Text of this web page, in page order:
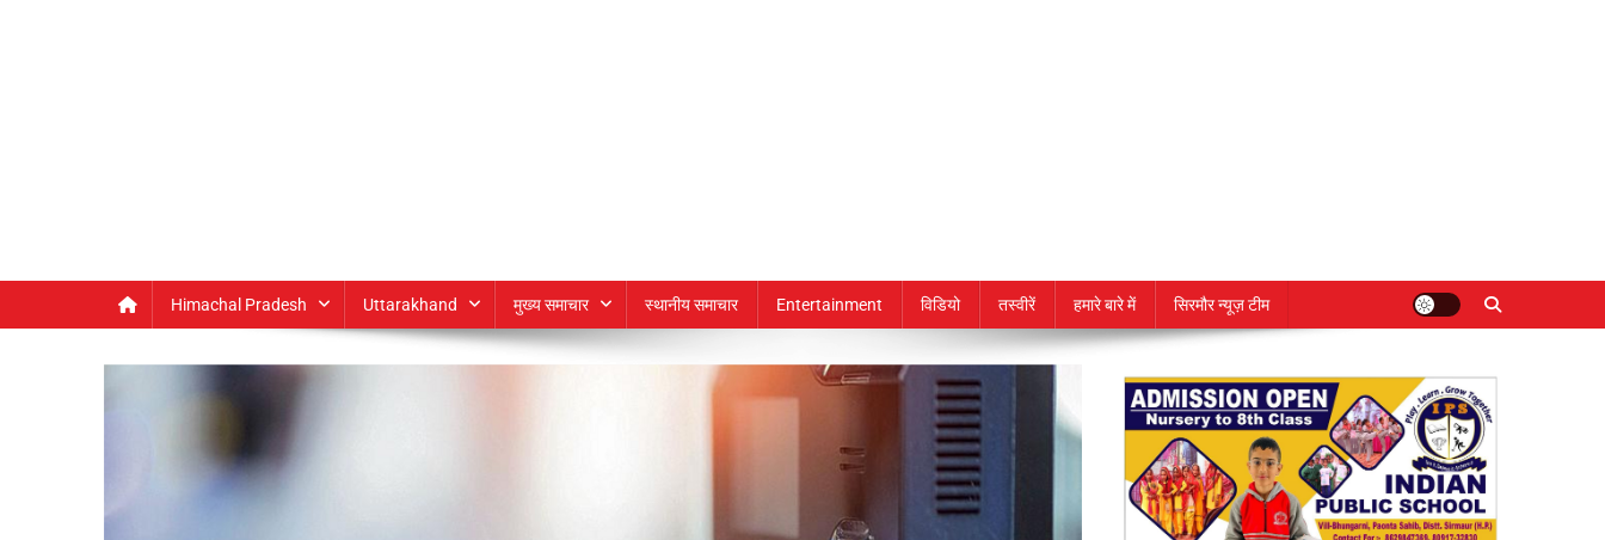
Himachal Pradesh Uttarakhand मुख्य समाचार स्थानीय समाचार Entertainment विडियो तस्वीरें हमारे बारे में सिरमौर न्यूज़ टीम